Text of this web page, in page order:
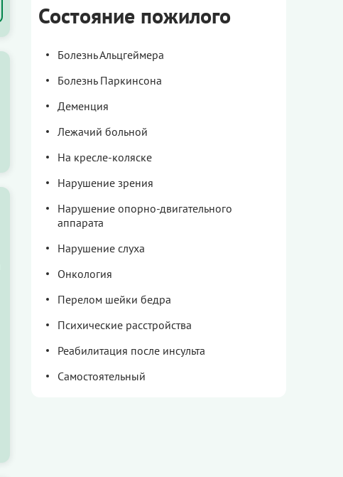
Состояние пожилого
Болезнь Альцгеймера
Болезнь Паркинсона
Деменция
Лежачий больной
На кресле-коляске
Нарушение зрения
Нарушение опорно-двигательного
аппарата
Нарушение слуха
Онкология
Перелом шейки бедра
Психические расстройства
Реабилитация после инсульта
Самостоятельный